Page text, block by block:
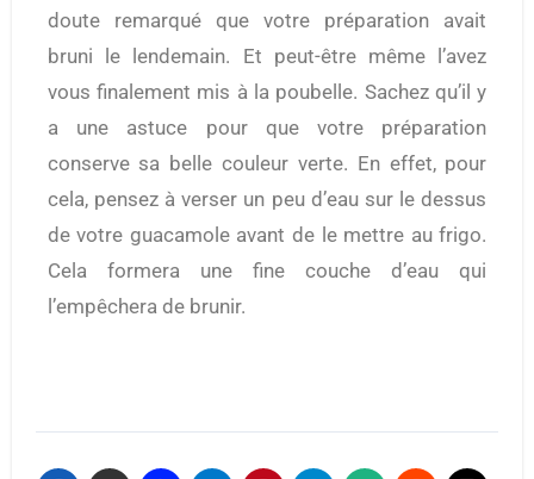
doute remarqué que votre préparation avait
bruni le lendemain. Et peut-être même l’avez
vous finalement mis à la poubelle. Sachez qu’il y
a une astuce pour que votre préparation
conserve sa belle couleur verte. En effet, pour
cela, pensez à verser un peu d’eau sur le dessus
de votre guacamole avant de le mettre au frigo.
Cela formera une fine couche d’eau qui
l’empêchera de brunir.